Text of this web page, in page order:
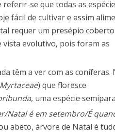
se que todas as
fácil de cultivar e assim
requer um presépio
evolutivo, pois foram as
têm a ver com as coníferas.
Myrtaceae) que floresce
, uma espécie
Natal é em setembro/É
abeto, árvore de Natal é